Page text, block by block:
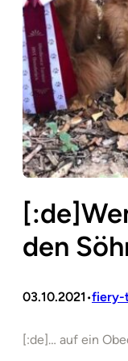
den
03.10.2021 •fiery-
[:de]… auf ein